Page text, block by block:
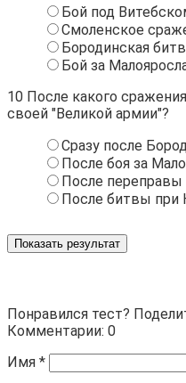
Бой под
Смоленское
Бородинская
Бой за
10 После какого
своей "Великой армии"?
Сразу после
После боя за
После переправы
После битвы при
Показать результат
Понравился тест?
Комментарии: 0
Имя *